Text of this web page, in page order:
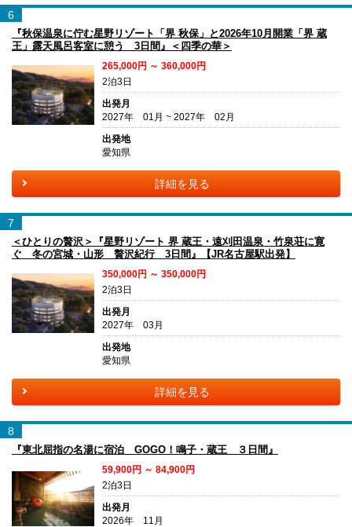
6
『秋保温泉に佇む星野リゾート「界 秋保」と2026年10月開業「界 蔵
王」露天風呂客室に憩う 3日間』＜四季の華＞
265,000円 ～ 360,000円
2泊3日
出発月
2027年 01月 ~ 2027年 02月
出発地
愛知県
詳細を見る
7
＜ひとりの贅沢＞『星野リゾート 界 蔵王・遠刈田温泉・竹泉荘に寛
ぐ 冬の宮城・山形 贅沢紀行 3日間』【JR名古屋駅出発】
350,000円 ～ 350,000円
2泊3日
出発月
2027年 03月
出発地
愛知県
詳細を見る
8
『東北屈指の名湯に宿泊 GOGO！鳴子・蔵王 ３日間』
59,900円 ～ 84,900円
2泊3日
出発月
2026年 11月